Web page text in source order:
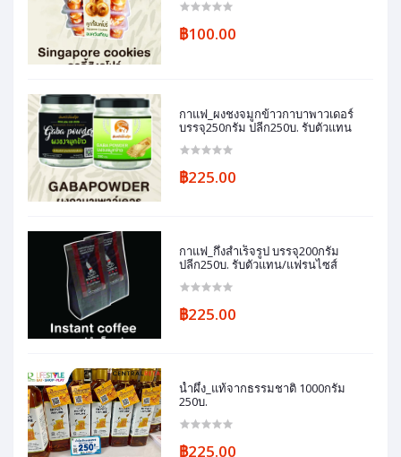
฿100.00
กาแฟ_ผงชงจมูกข้าวกาบาพาวเดอร์
บรรจุ250กรัม ปลีก250บ. รับตัวแทน
฿225.00
กาแฟ_กึ่งสำเร็จรูป บรรจุ200กรัม
ปลีก250บ. รับตัวแทน/แฟรนไซส์
฿225.00
น้ำผึ้ง_แท้จากธรรมชาติ 1000กรัม
250บ.
฿225.00